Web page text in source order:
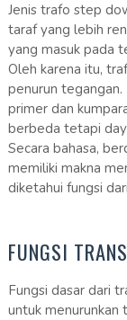
Jenis trafo step
taraf yang lebih
yang masuk pada
Oleh karena itu,
penurun
primer dan
berbeda tetapi
Secara bahasa,
memiliki makna
diketahui fungsi
FUNGSI
Fungsi dasar dari
untuk